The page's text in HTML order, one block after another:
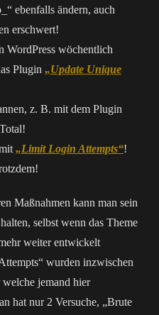
ebenfalls ändern, auch
erschwert!
WordPress wöchentlich
Plugin „Update Unique
z. B. mit dem Plugin
„Limit Login Attempts“!
Maßnahmen kann man sein
selbst wenn das Theme
weiter entwickelt
wurden inzwischen
welche jemand hier
hat nur 2 Versuche, „Brute